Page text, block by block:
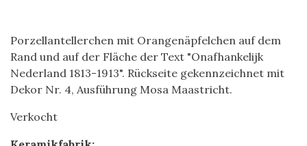
Porzellantellerchen mit Orangenäpfelchen auf dem
Rand und auf der Fläche der Text "Onafhankelijk
Nederland 1813-1913". Rückseite gekennzeichnet mit
Dekor Nr. 4, Ausführung Mosa Maastricht.
Verkocht